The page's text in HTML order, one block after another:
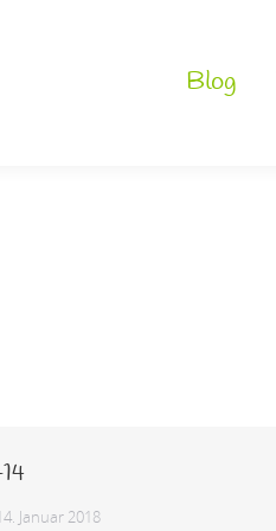
Blog
Januar 2018